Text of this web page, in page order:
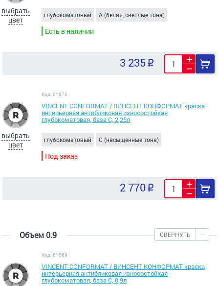
выбрать
цвет
глубокоматовый A (белая, светлые тона)
Есть в наличии
3 235
выбрать
цвет
Код: 61870
VINCENT CONFORMAT / ВИНСЕНТ КОНФОРМАТ краска
интерьерная антибликовая износостойкая
глубокоматовая, база C, 2,25л
глубокоматовый C (насыщенные тона)
Под заказ
2 770
Объем 0.9 СВЕРНУТЬ
Код: 61869
VINCENT CONFORMAT / ВИНСЕНТ КОНФОРМАТ краска
интерьерная антибликовая износостойкая
глубокоматовая, база C, 0,9л